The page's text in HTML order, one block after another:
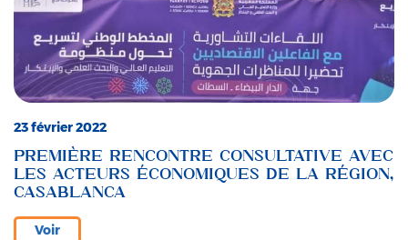
23 février 2022
PREMIÈRE RENCONTRE CONSULTATIVE AVEC
LES ACTEURS ÉCONOMIQUES DE LA RÉGION,
CASABLANCA
Voir